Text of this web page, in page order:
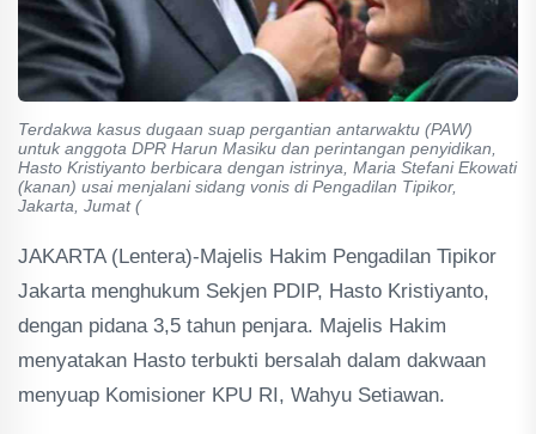
Terdakwa kasus dugaan suap pergantian antarwaktu (PAW)
untuk anggota DPR Harun Masiku dan perintangan penyidikan,
Hasto Kristiyanto berbicara dengan istrinya, Maria Stefani Ekowati
(kanan) usai menjalani sidang vonis di Pengadilan Tipikor,
Jakarta, Jumat (
JAKARTA (Lentera)-Majelis Hakim Pengadilan Tipikor
Jakarta menghukum Sekjen PDIP, Hasto Kristiyanto,
dengan pidana 3,5 tahun penjara. Majelis Hakim
menyatakan Hasto terbukti bersalah dalam dakwaan
menyuap Komisioner KPU RI, Wahyu Setiawan.